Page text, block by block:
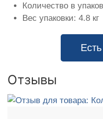
Количество в
Вес упаковки: 4.8 кг
Отзывы